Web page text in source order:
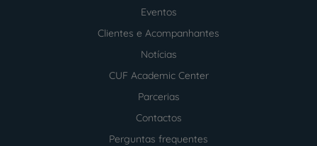
Eventos
Clientes e Acompanhantes
Notícias
CUF Academic Center
Parcerias
Contactos
Perguntas frequentes